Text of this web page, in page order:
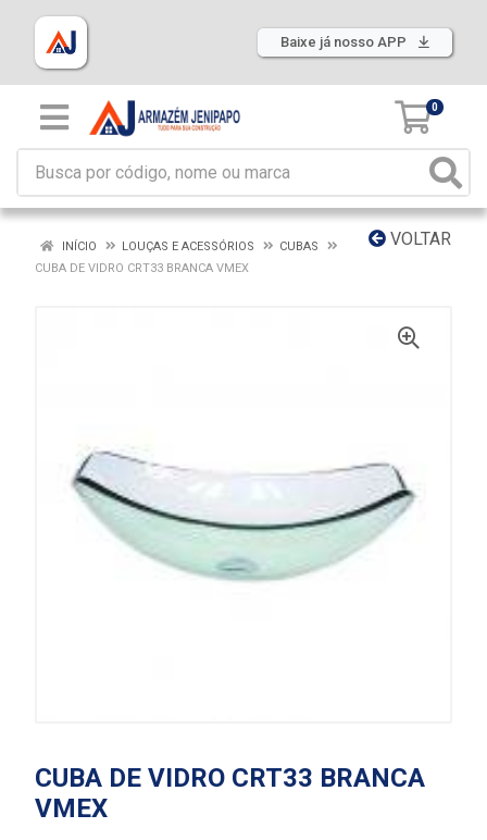
Baixe já nosso APP
0
VOLTAR
INÍCIO LOUÇAS E ACESSÓRIOS
CUBAS
CUBA DE VIDRO CRT33 BRANCA VMEX
CUBA DE VIDRO CRT33 BRANCA
VMEX